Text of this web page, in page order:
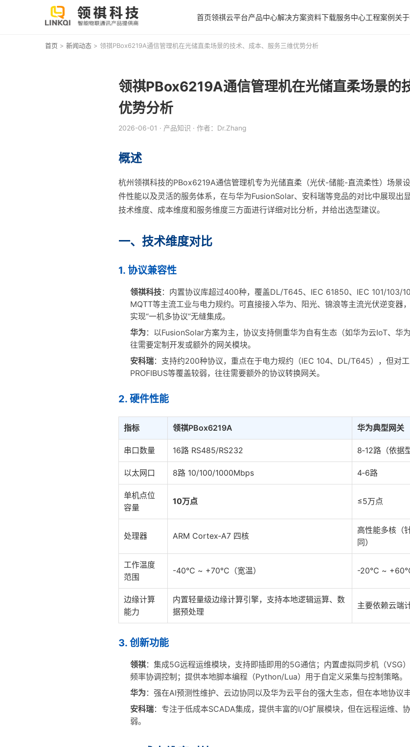
首页领祺云平台产品中心解决方案资料下载服务中心工程案例关
首页 > 新闻动态 > 领祺PBox6219A通信管理机在光储直柔场景的技术、成本、服务三维优势分析
领祺PBox6219A通信管理机在光储直柔场景的
优势分析
2026-06-01 · 产品知识 · 作者：Dr.Zhang
概述
杭州领祺科技的PBox6219A通信管理机专为光储直柔（光伏-储能-直流柔性）场景
件性能以及灵活的服务体系，在与华为FusionSolar、安科瑞等竞品的对比中展现出
技术维度、成本维度和服务维度三方面进行详细对比分析，并给出选型建议。
一、技术维度对比
1. 协议兼容性
领祺科技：内置协议库超过400种，覆盖DL/T645、IEC 61850、IEC 101/103/
MQTT等主流工业与电力规约。可直接接入华为、阳光、锦浪等主流光伏逆变器
实现“一机多协议”无缝集成。
华为 ：以FusionSolar方案为主，协议支持侧重华为自有生态（如华为云IoT、华
往需要定制开发或额外的网关模块。
安科瑞：支持约200种协议，重点在于电力规约（IEC 104、DL/T645），但对
PROFIBUS等覆盖较弱，往往需要额外的协议转换网关。
2. 硬件性能
指标 领祺PBox6219A 华为典型网关
串口数量 16路 RS485/RS232 8‑12路（依据
以太网口 8路 10/100/1000Mbps 4‑6路
单机点位
容量
10万点 ≤5万点
处理器 ARM Cortex‑A7 四核
高性能多核（
同）
工作温度
范围
-40℃ ~ +70℃（宽温） -20℃ ~
边缘计算
能力
内置轻量级边缘计算引擎，支持本地逻辑运算、数
据预处理
主要依赖云端
3. 创新功能
领祺：集成5G远程运维模块，支持即插即用的5G通信；内置虚拟同步机（VSG
频率协调控制；提供本地脚本编程（Python/Lua）用于自定义采集与控制策略。
华为 ：强在AI预测性维护、云边协同以及华为云平台的强大生态，但在本地协议
安科瑞：专注于低成本SCADA集成，提供丰富的I/O扩展模块，但在远程运维、
弱。